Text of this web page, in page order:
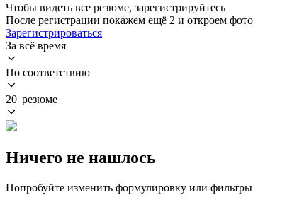
Чтобы видеть все резюме, зарегистрируйтесь
После регистрации покажем ещё 2 и откроем фото
Зарегистрироваться
За всё время
По соответствию
20 резюме
Ничего не нашлось
Попробуйте изменить формулировку или фильтры